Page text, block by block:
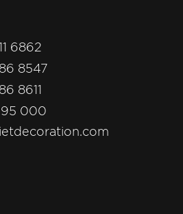
6862
8547
8611
000